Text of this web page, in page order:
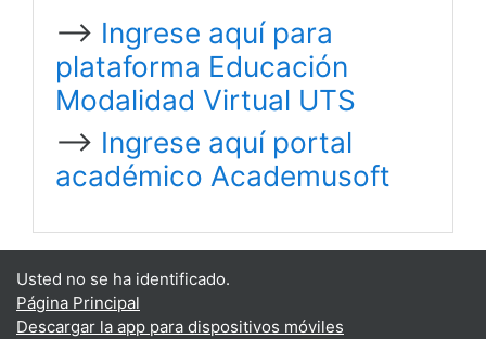
--> Ingrese aquí para
plataforma Educación
Modalidad Virtual UTS
--> Ingrese aquí portal
académico Academusoft
Usted no se ha identificado.
Página Principal
Descargar la app para dispositivos móviles